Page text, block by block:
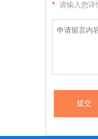
* 请输入您详